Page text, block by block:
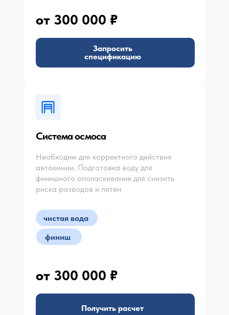
от 300 000 ₽
Запросить
спецификацию
Система осмоса
Необходим для корректного действия
автохимии. Подготовка воду для
финишного ополаскивания для снизить
риска разводов и пятен
от 300 000 ₽
Получить расчет
финиш
чистая вода